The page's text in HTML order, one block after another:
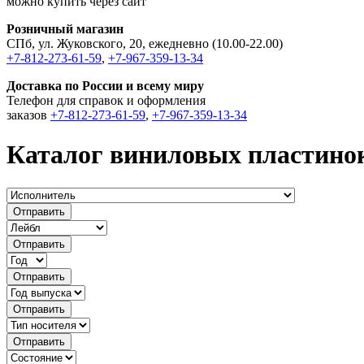
Розничный магазин
СПб, ул. Жуковского, 20, ежедневно (10.00-22.00)
+7-812-273-61-59, +7-967-359-13-34
Доставка по России и всему миру
Телефон для справок и оформления
заказов +7-812-273-61-59, +7-967-359-13-34
Каталог виниловых
Отправить
Отправить
Отправить
Отправить
Отправить